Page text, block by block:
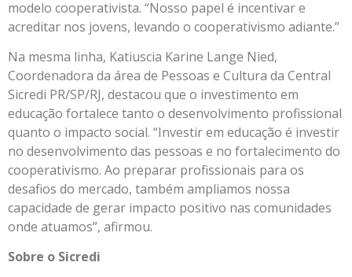
modelo cooperativista. “Nosso papel é incentivar e
acreditar nos jovens, levando o cooperativismo adiante.”
Na mesma linha, Katiuscia Karine Lange Nied,
Coordenadora da área de Pessoas e Cultura da Central
Sicredi PR/SP/RJ, destacou que o investimento em
educação fortalece tanto o desenvolvimento profissional
quanto o impacto social. “Investir em educação é investir
no desenvolvimento das pessoas e no fortalecimento do
cooperativismo. Ao preparar profissionais para os
desafios do mercado, também ampliamos nossa
capacidade de gerar impacto positivo nas comunidades
onde atuamos”, afirmou.
Sobre o Sicredi